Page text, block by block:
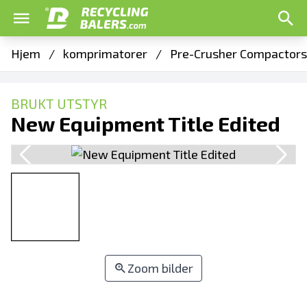
Hjem / komprimatorer / Pre-Crusher Compactors
BRUKT UTSTYR
New Equipment Title Edited
Zoom bilder